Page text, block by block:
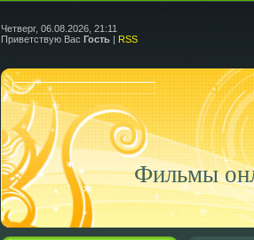
Четверг, 06.08.2026, 21:11
Приветствую Вас Гость | RSS
Фильмы